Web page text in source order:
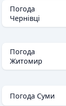
Погода
Чернівці
Погода
Житомир
Погода Суми